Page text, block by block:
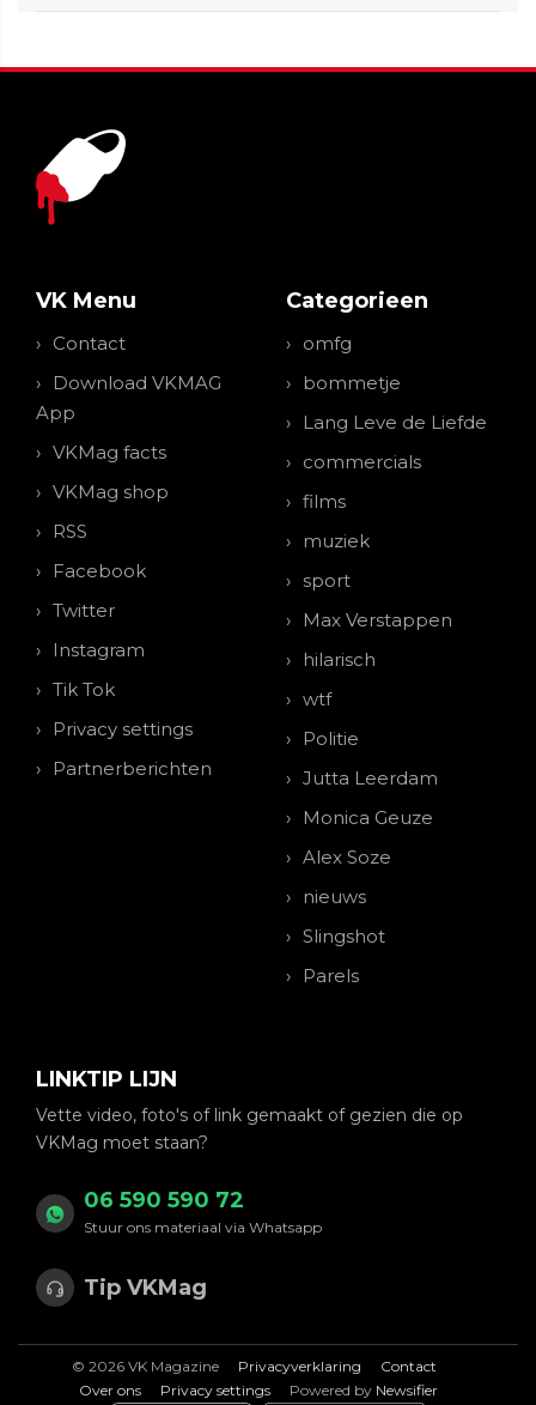
VK Menu
Contact
Download VKMAG
App
VKMag facts
VKMag shop
RSS
Facebook
Twitter
Instagram
Tik Tok
Privacy settings
Partnerberichten
Categorieen
omfg
bommetje
Lang Leve de Liefde
commercials
films
muziek
sport
Max Verstappen
hilarisch
wtf
Politie
Jutta Leerdam
Monica Geuze
Alex Soze
nieuws
Slingshot
Parels
LINKTIP LIJN
Vette video, foto's of link gemaakt of gezien die op
VKMag moet staan?
06 590 590 72
Stuur ons materiaal via Whatsapp
Tip VKMag
© 2026 VK Magazine Privacyverklaring
Contact
Over ons
Privacy settings Powered by Newsifier